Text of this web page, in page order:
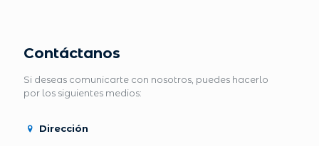
Contáctanos
Si deseas comunicarte con nosotros, puedes hacerlo
por los siguientes medios:
Dirección